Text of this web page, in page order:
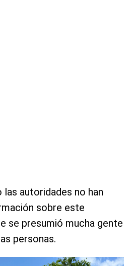
autoridades no han
sobre este
se presumió mucha gente
personas.